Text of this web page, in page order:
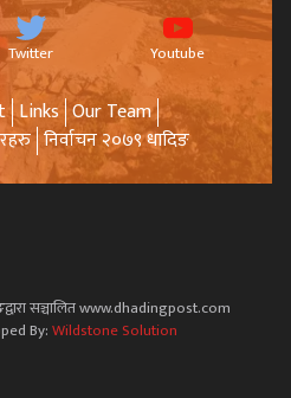
Twitter Youtube
Links Our Team
निर्वाचन २०७९ धादिङ
द्वारा सञ्चालित www.dhadingpost.com
By:Wildstone Solution